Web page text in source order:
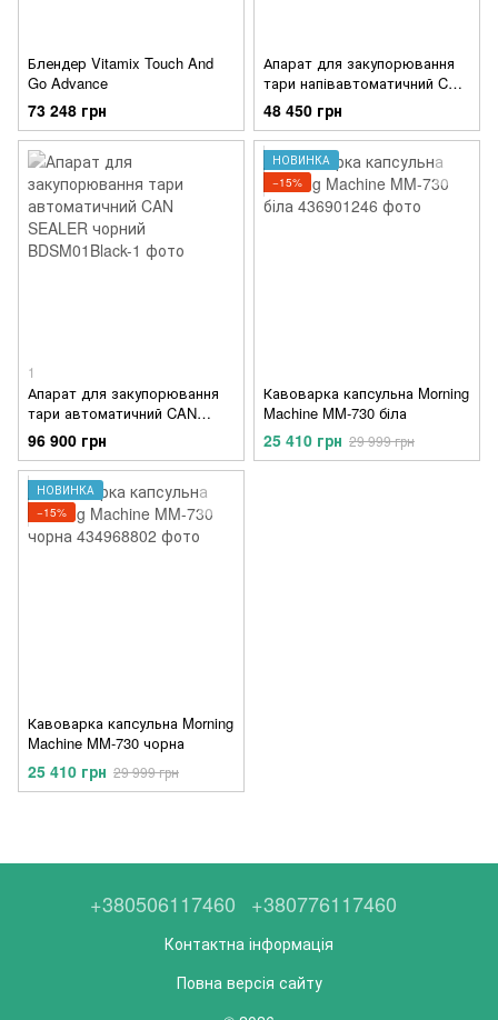
Блендер Vitamix Touch And
Go Advance
73 248 грн
Апарат для закупорювання
тари напівавтоматичний CAN
SEALER
48 450 грн
1
Апарат для закупорювання
тари автоматичний CAN
SEALER чорний
96 900 грн
НОВИНКА
−15%
Кавоварка капсульна Morning
Machine MM-730 біла
25 410 грн 29 999 грн
НОВИНКА
−15%
Кавоварка капсульна Morning
Machine MM-730 чорна
25 410 грн 29 999 грн
+380506117460 +380776117460
Контактна інформація
Повна версія сайту